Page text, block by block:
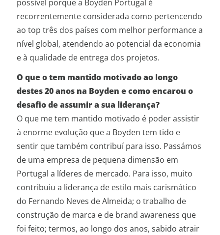
possível porque a Boyden Portugal é
recorrentemente considerada como pertencendo
ao top três dos países com melhor performance a
nível global, atendendo ao potencial da economia
e à qualidade de entrega dos projetos.
O que o tem mantido motivado ao longo
destes 20 anos na Boyden e como encarou o
desafio de assumir a sua liderança?
O que me tem mantido motivado é poder assistir
à enorme evolução que a Boyden tem tido e
sentir que também contribuí para isso. Passámos
de uma empresa de pequena dimensão em
Portugal a líderes de mercado. Para isso, muito
contribuiu a liderança de estilo mais carismático
do Fernando Neves de Almeida; o trabalho de
construção de marca e de brand awareness que
foi feito; termos, ao longo dos anos, sabido atrair